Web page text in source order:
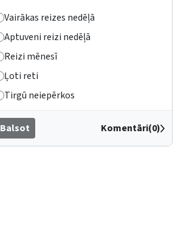
Vairākas reizes nedēļā
Aptuveni reizi nedēļā
Reizi mēnesī
Ļoti reti
Tirgū neiepērkos
Balsot Komentāri(0)